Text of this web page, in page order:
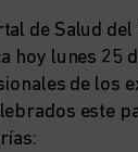
de Salud del
hoy lunes 25
de los
este